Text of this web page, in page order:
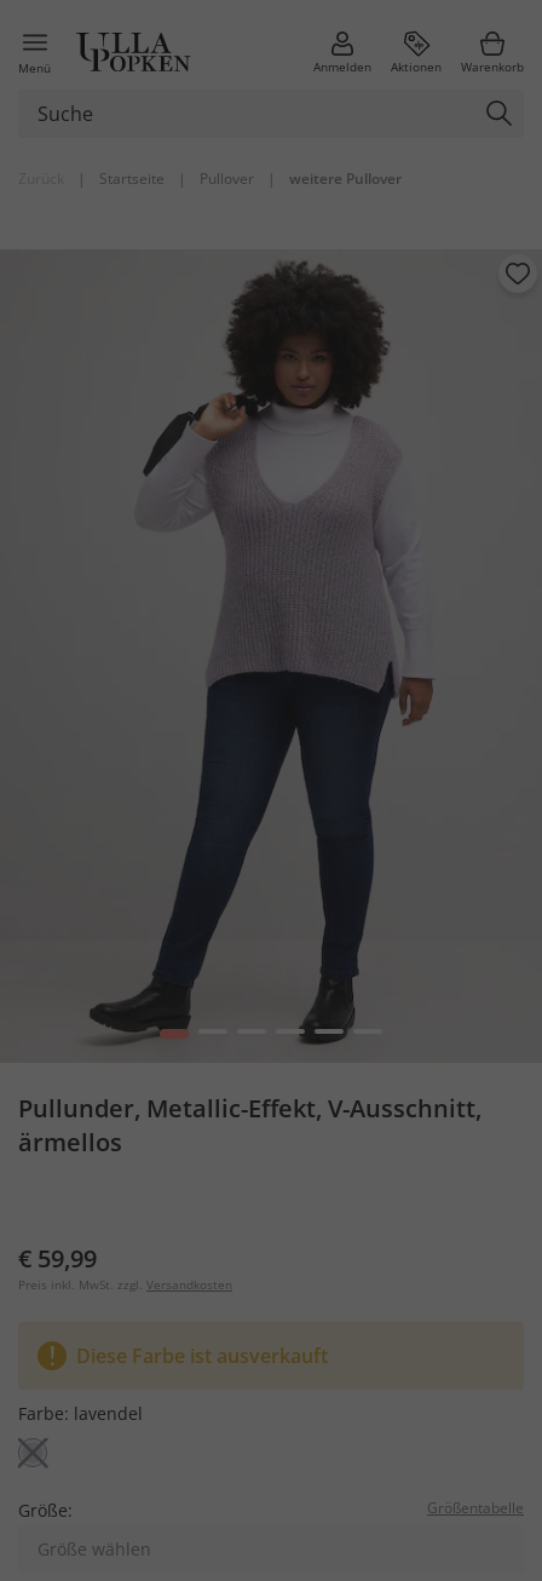
Menü Anmelden Aktionen Warenkorb
| Startseite | Pullover | weitere Pullover
5
Pullunder, Metallic-Effekt, V-Ausschnitt,
ärmellos
€ 59,99
Preis inkl. MwSt. zzgl. Versandkosten
Diese Farbe ist ausverkauft
Farbe: lavendel
Größe: Größentabelle
Größe wählen